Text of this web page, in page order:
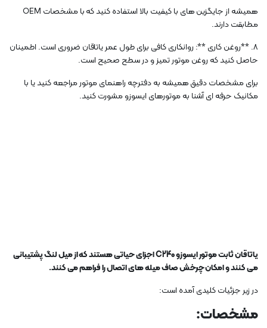
همیشه از جایگزین های با کیفیت بالا استفاده کنید که با مشخصات OEM
مطابقت دارند.
8. **روغن کاری **: روانکاری کافی برای طول عمر یاتاقان ضروری است. اطمینان
حاصل کنید که روغن موتور تمیز و در سطح صحیح است.
برای مشخصات دقیق همیشه به دفترچه راهنمای موتور مراجعه کنید یا با
مکانیک حرفه ای آشنا به موتورهای ایسوزو مشورت کنید.
یاتاقان ثابت موتور ایسوزو C240 ​​اجزای حیاتی هستند که از میل لنگ پشتیبانی
می کنند و امکان چرخش صاف میله های اتصال را فراهم می کنند.
در زیر جزئیات کلیدی آمده است:
مشخصات: